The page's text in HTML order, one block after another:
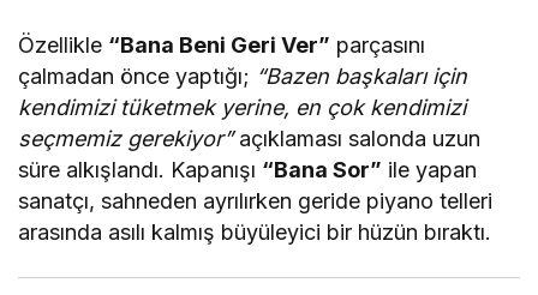
Özellikle “Bana Beni Geri Ver” parçasını
çalmadan önce yaptığı; “Bazen başkaları için
kendimizi tüketmek yerine, en çok kendimizi
seçmemiz gerekiyor”açıklaması salonda uzun
süre alkışlandı. Kapanışı “Bana Sor” ile yapan
sanatçı, sahneden ayrılırken geride piyano telleri
arasında asılı kalmış büyüleyici bir hüzün bıraktı.